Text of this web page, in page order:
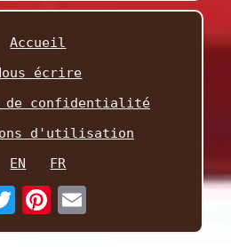
Accueil
écrire
de confidentialité
d'utilisation
EN
FR